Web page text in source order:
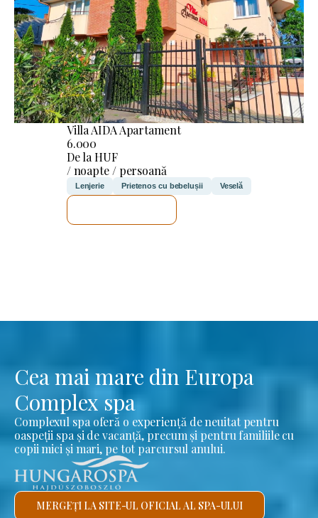
Villa AIDA Apartament
6.000
De la HUF
/ noapte / persoană
Lenjerie Prietenos cu bebelușii Veselă
Cea mai mare din Europa
Complex spa
Complexul spa oferă o experiență de neuitat pentru
oaspeții spa și de vacanță, precum și pentru familiile cu
copii mici și mari, pe tot parcursul anului.
MERGEȚI LA SITE-UL OFICIAL AL SPA-ULUI